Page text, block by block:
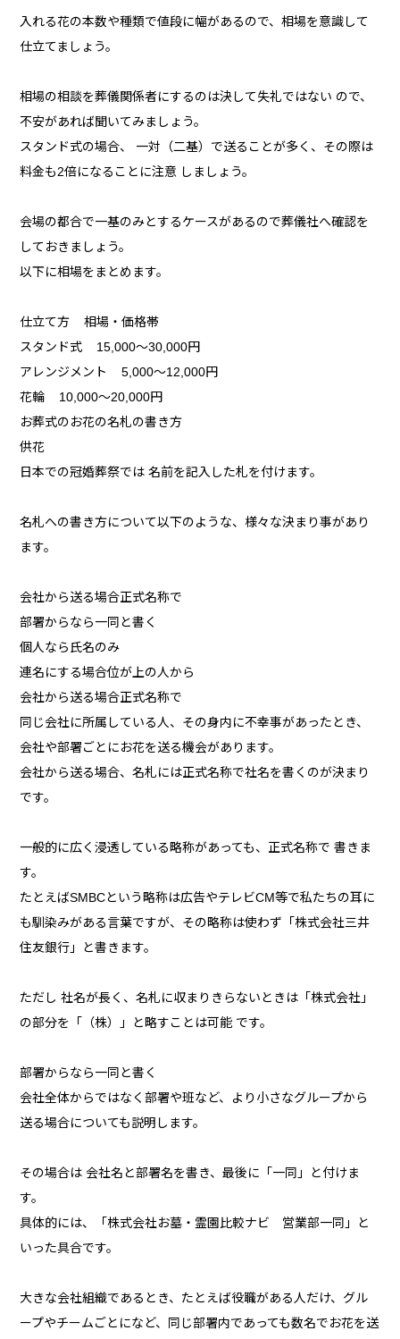
入れる花の本数や種類で値段に幅があるので、相場を意識して
仕立てましょう。
相場の相談を葬儀関係者にするのは決して失礼ではない ので、
不安があれば聞いてみましょう。
スタンド式の場合、 一対（二基）で送ることが多く、その際は
料金も2倍になることに注意 しましょう。
会場の都合で一基のみとするケースがあるので葬儀社へ確認を
しておきましょう。
以下に相場をまとめます。
仕立て方 相場・価格帯
スタンド式 15,000～30,000円
アレンジメント 5,000～12,000円
花輪 10,000～20,000円
お葬式のお花の名札の書き方
供花
日本での冠婚葬祭では 名前を記入した札を付けます。
名札への書き方について以下のような、様々な決まり事があり
ます。
会社から送る場合正式名称で
部署からなら一同と書く
個人なら氏名のみ
連名にする場合位が上の人から
会社から送る場合正式名称で
同じ会社に所属している人、その身内に不幸事があったとき、
会社や部署ごとにお花を送る機会があります。
会社から送る場合、名札には正式名称で社名を書くのが決まり
です。
一般的に広く浸透している略称があっても、正式名称で 書きま
す。
たとえばSMBCという略称は広告やテレビCM等で私たちの耳に
も馴染みがある言葉ですが、その略称は使わず「株式会社三井
住友銀行」と書きます。
ただし 社名が長く、名札に収まりきらないときは「株式会社」
の部分を「（株）」と略すことは可能 です。
部署からなら一同と書く
会社全体からではなく部署や班など、より小さなグループから
送る場合についても説明します。
その場合は 会社名と部署名を書き、最後に「一同」と付けま
す。
具体的には、「株式会社お墓・霊園比較ナビ 営業部一同」と
いった具合です。
大きな会社組織であるとき、たとえば役職がある人だけ、グル
ープやチームごとになど、同じ部署内であっても数名でお花を送